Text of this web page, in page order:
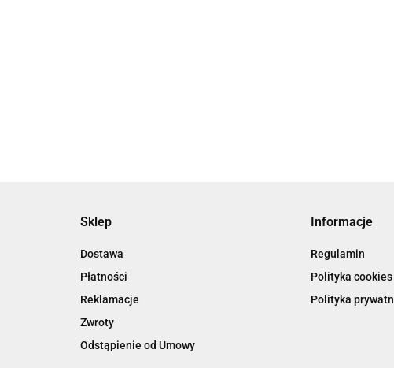
Sklep
Dostawa
Płatności
Reklamacje
Zwroty
Odstąpienie od Umowy
Informacje
Regulamin
Polityka cookies
Polityka